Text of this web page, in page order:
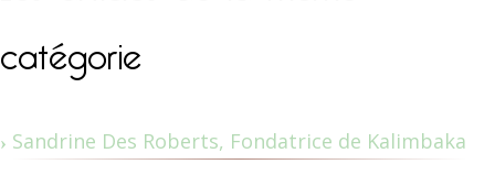
catégorie
Sandrine Des Roberts, Fondatrice de Kalimbaka